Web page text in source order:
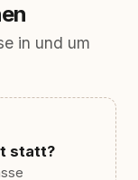
in und um
statt?